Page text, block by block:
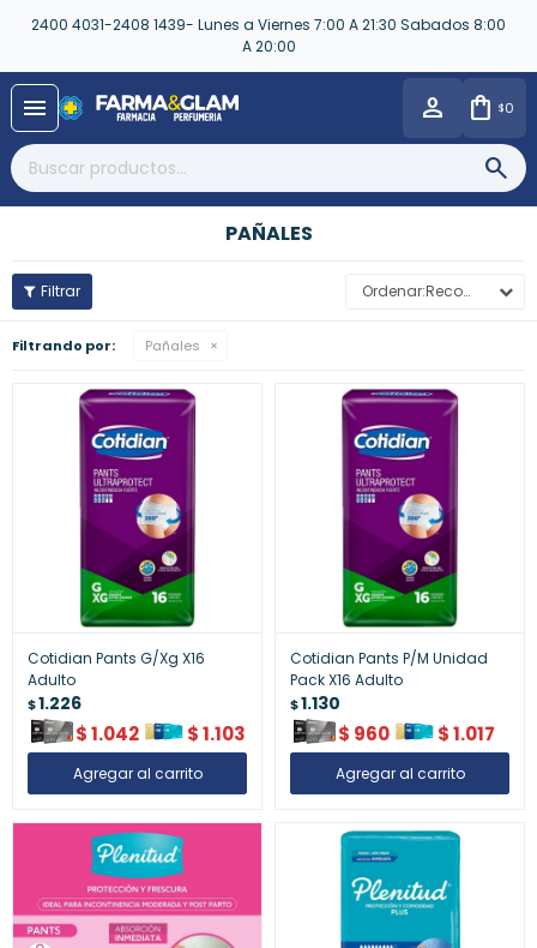
2400 4031-2408 1439- Lunes a Viernes 7:00 A 21:30 Sabados 8:00
A 20:00
menu $0
PAÑALES
Recomendados
Filtrando por: Pañales
Cotidian Pants G/Xg X16
Adulto
$1.226
$1.042 $1.103
Cotidian Pants P/M Unidad
Pack X16 Adulto
$1.130
$ 960 $1.017